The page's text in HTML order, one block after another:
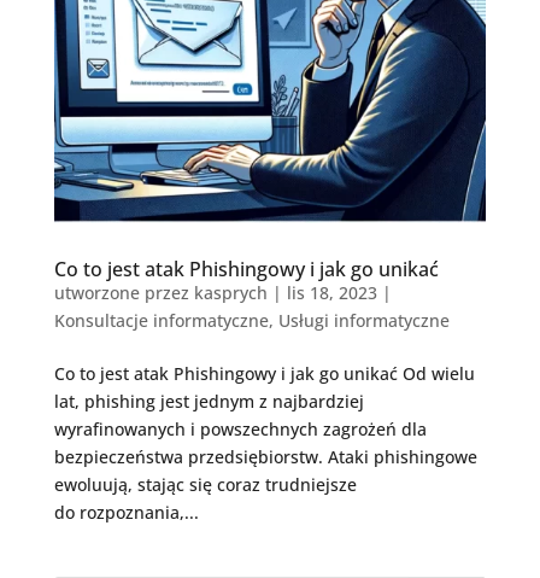
Co to jest atak Phishingowy i jak go unikać
utworzone przez kasprych | lis 18, 2023|
Konsultacje informatyczne, Usługi informatyczne
Co to jest atak Phishingowy i jak go unikać Od wielu
lat, phishing jest jednym z najbardziej
wyrafinowanych i powszechnych zagrożeń dla
bezpieczeństwa przedsiębiorstw. Ataki phishingowe
ewoluują, stając się coraz trudniejsze
do rozpoznania,...